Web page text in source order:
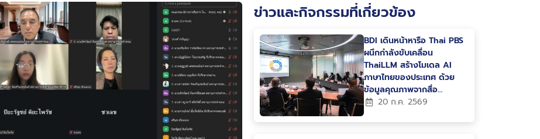
ข่าวและกิจกรรมที่เกี่ยวข้อง
BDI เดินหน้าหารือ Thai PBS
ผนึกกำลังขับเคลื่อน
ThaiLLM สร้างโมเดล AI
ภาษาไทยของประเทศ ด้วย
ข้อมูลคุณภาพจากสื่อ
สาธารณะ
20 ก.ค. 2569